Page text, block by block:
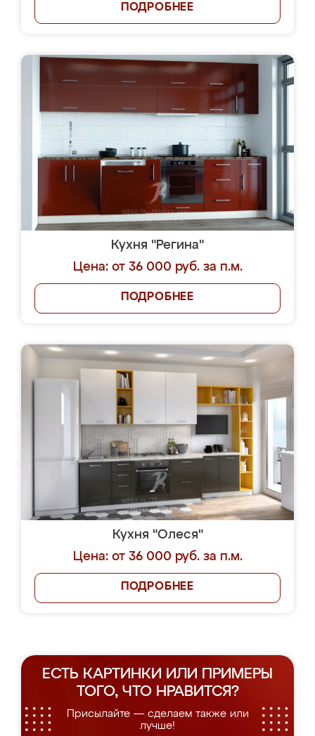
ПОДРОБНЕЕ
Кухня "Регина"
Цена: от 36 000 руб. за п.м.
ПОДРОБНЕЕ
Кухня "Олеся"
Цена: от 36 000 руб. за п.м.
ПОДРОБНЕЕ
ЕСТЬ КАРТИНКИ ИЛИ ПРИМЕРЫ
ТОГО, ЧТО НРАВИТСЯ?
Присылайте — сделаем также или
лучше!